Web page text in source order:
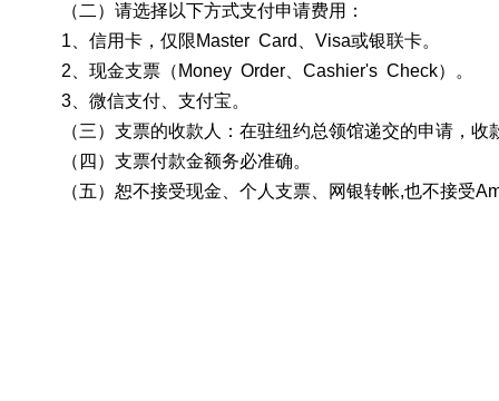
（二）请选择以下方式支付申请费用：
1 、信用卡，仅限Master Card、 Visa或银联卡。
2 、现金支票（ Money Order Cashier's Check）
。
3、微信支付、支付宝。
（三）支票的收款人： 在驻纽约总领馆递交的申请 ，收
（四）支票付款金额务必准确。
（五）恕不接受现金、个人支票、网银转帐,也不接受